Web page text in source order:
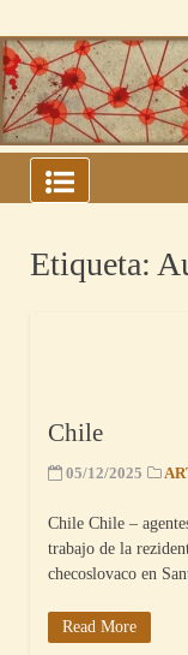
to
content
Etiqueta:
Chile
05/12/2025
Chile Chile –
trabajo de la
checoslovaco en
Read More